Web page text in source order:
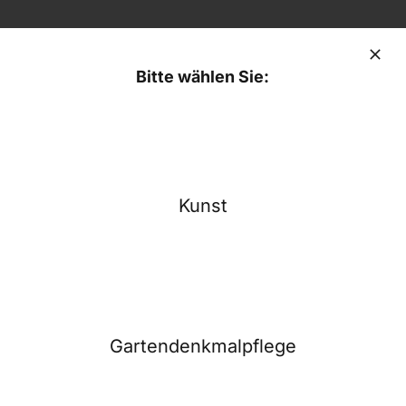
Bitte wählen Sie:
Kunst
Gartendenkmalpflege